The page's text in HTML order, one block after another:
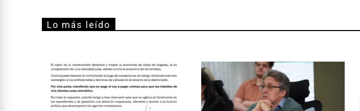
Lo más leído